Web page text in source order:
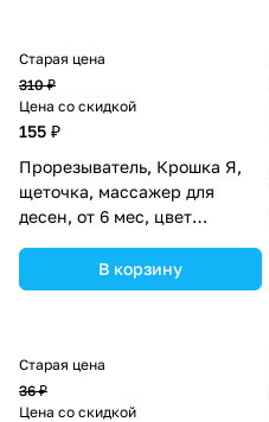
Старая цена
310 ₽
Цена со скидкой
155 ₽
Прорезыватель, Крошка Я,
щеточка, массажер для
десен, от 6 мес, цвет
(№4477739).В корзину
Старая цена
36 ₽
Цена со скидкой